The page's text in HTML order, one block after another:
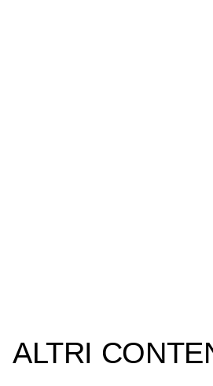
ALTRI